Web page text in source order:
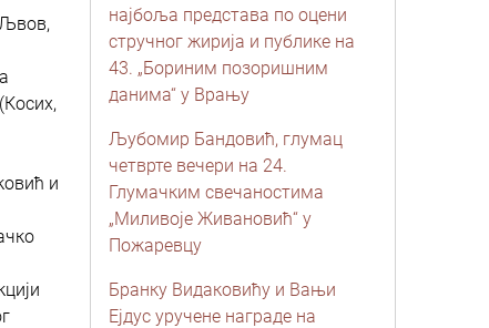
и
најбоља представа по оцени
стручног жирија и публике на
43. „Бориним позоришним
данима“ у Врању
Љубомир Бандовић, глумац
четврте вечери на 24.
Глумачким свечаностима
„Миливоје Живановић“ у
Пожаревцу
Бранку Видаковићу и Вањи
Ејдус уручене награде на